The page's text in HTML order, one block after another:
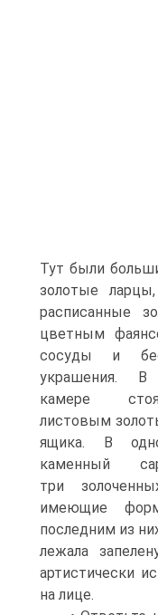
Тут были
золотые
расписанные
цветным
сосуды и
украшения. В
камере
листовым
ящика. В
каменный
три
имеющие
последним из
лежала
артистически
на лице.